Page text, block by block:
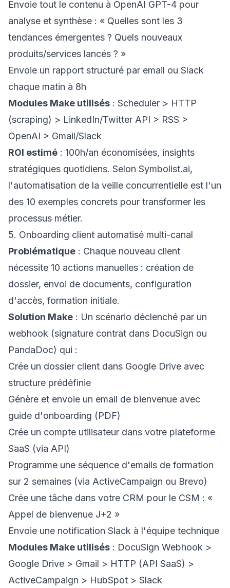
Envoie tout le contenu à OpenAI GPT-4 pour
analyse et synthèse : « Quelles sont les 3
tendances émergentes ? Quels nouveaux
produits/services lancés ? »
Envoie un rapport structuré par email ou Slack
chaque matin à 8h
Modules Make utilisés : Scheduler > HTTP
(scraping) > LinkedIn/Twitter API > RSS >
OpenAI > Gmail/Slack
ROI estimé : 100h/an économisées, insights
stratégiques quotidiens. Selon Symbolist.ai,
l'automatisation de la veille concurrentielle est l'un
des 10 exemples concrets pour transformer les
processus métier.
5. Onboarding client automatisé multi-canal
Problématique : Chaque nouveau client
nécessite 10 actions manuelles : création de
dossier, envoi de documents, configuration
d'accès, formation initiale.
Solution Make : Un scénario déclenché par un
webhook (signature contrat dans DocuSign ou
PandaDoc) qui :
Crée un dossier client dans Google Drive avec
structure prédéfinie
Génère et envoie un email de bienvenue avec
guide d'onboarding (PDF)
Crée un compte utilisateur dans votre plateforme
SaaS (via API)
Programme une séquence d'emails de formation
sur 2 semaines (via ActiveCampaign ou Brevo)
Crée une tâche dans votre CRM pour le CSM : «
Appel de bienvenue J+2 »
Envoie une notification Slack à l'équipe technique
Modules Make utilisés : DocuSign Webhook >
Google Drive > Gmail > HTTP (API SaaS) >
ActiveCampaign > HubSpot > Slack